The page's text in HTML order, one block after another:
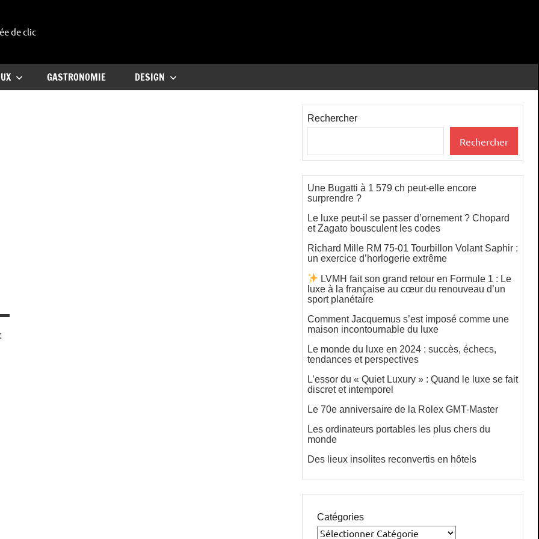
de clic
GASTRONOMIE DESIGN
Rechercher
Rechercher
Une Bugatti à 1 579 ch peut-elle encore
surprendre ?
Le luxe peut-il se passer d’ornement ? Chopard
et Zagato bousculent les codes
Richard Mille RM 75-01 Tourbillon Volant Saphir :
un exercice d’horlogerie extrême
LVMH fait son grand retour en Formule 1 : Le
luxe à la française au cœur du renouveau d’un
sport planétaire
Comment Jacquemus s’est imposé comme une
maison incontournable du luxe
Le monde du luxe en 2024 : succès, échecs,
tendances et perspectives
L’essor du « Quiet Luxury » : Quand le luxe se fait
discret et intemporel
Le 70e anniversaire de la Rolex GMT-Master
Les ordinateurs portables les plus chers du
monde
Des lieux insolites reconvertis en hôtels
Catégories